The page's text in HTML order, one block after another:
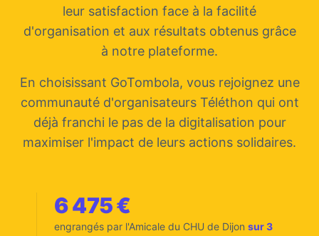
leur satisfaction face à la facilité
d'organisation et aux résultats obtenus grâce
à notre plateforme.
En choisissant GoTombola, vous rejoignez une
communauté d'organisateurs Téléthon qui ont
déjà franchi le pas de la digitalisation pour
maximiser l'impact de leurs actions solidaires.
engrangés par l'Amicale du CHU de Dijon sur 3
6 475 €